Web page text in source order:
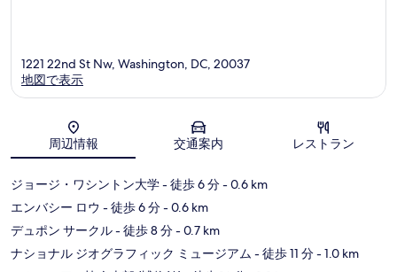
ワ
ン
地図
1221 22nd St Nw, Washington, DC, 20037
地図で表示
周辺情報 交通案内 レストラン
ジョージ・ワシントン大学- 徒歩 6 分- 0.6 km
エンバシー ロウ - 徒歩 6 分- 0.6 km
デュポン サークル- 徒歩 8 分- 0.7 km
ナショナル ジオグラフィック ミュージアム - 徒歩 11 分- 1.0 km